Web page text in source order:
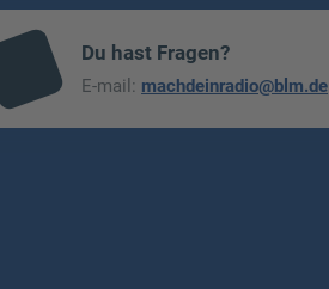
mai
l
Du hast Fragen?
E-mail: machdeinradio@blm.de